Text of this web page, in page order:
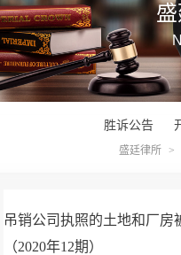
胜诉公告
盛廷律所 >
吊销公司执照的土地和厂
（2020年12期）